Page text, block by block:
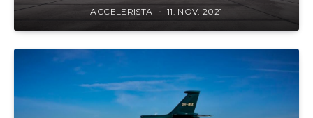
ACCELERISTA 11. NOV. 2021